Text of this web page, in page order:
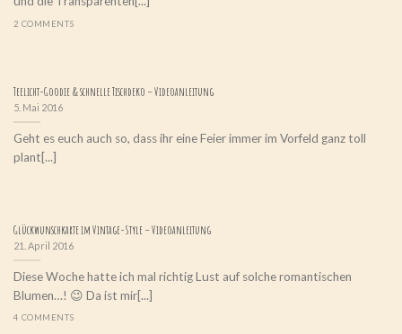
2 COMMENTS
Teelicht-Goodie & schnelle Tischdeko – Videoanleitung
5. Mai 2016
Geht es euch auch so, dass ihr eine Feier immer im Vorfeld ganz toll
plant[...]
Glückwunschkarte im Vintage-Style – Videoanleitung
21. April 2016
Diese Woche hatte ich mal richtig Lust auf solche romantischen
Blumen…! 😉 Da ist mir[...]
4 COMMENTS